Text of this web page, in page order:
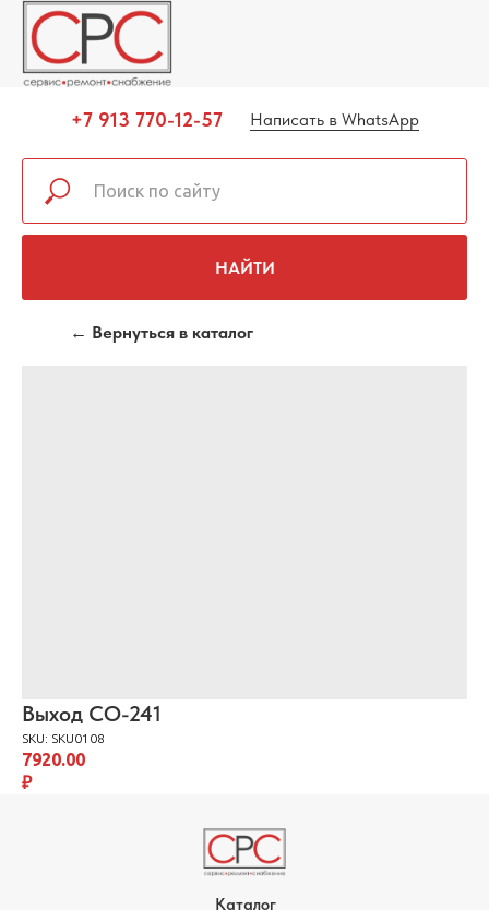
+7 913 770-12-57 Написать в WhatsApp
НАЙТИ
← Вернуться в каталог
Выход СО-241
SKU: SKU0108
7920.00
₽
Каталог